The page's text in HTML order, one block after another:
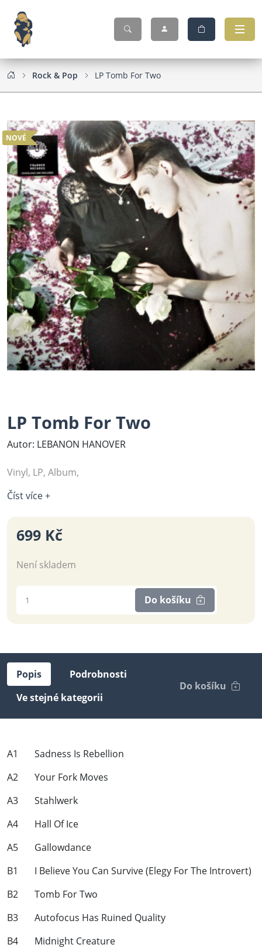
Rock & Pop LP Tomb For Two
NOVÉ
LP Tomb For Two
Autor: LEBANON HANOVER
Vinyl, LP, Album,
Číst více +
699 Kč
Není skladem
Do košíku
Popis
Podrobnosti
Ve stejné kategorii
Do košíku
A1 Sadness Is Rebellion
A2 Your Fork Moves
A3 Stahlwerk
A4 Hall Of Ice
A5 Gallowdance
B1 I Believe You Can Survive (Elegy For The Introvert)
B2 Tomb For Two
B3 Autofocus Has Ruined Quality
B4 Midnight Creature